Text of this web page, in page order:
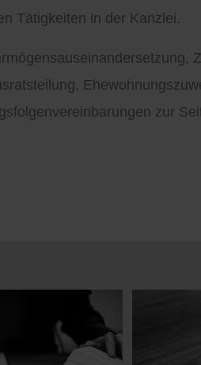
Tätigkeiten in der Kanzlei.
zur